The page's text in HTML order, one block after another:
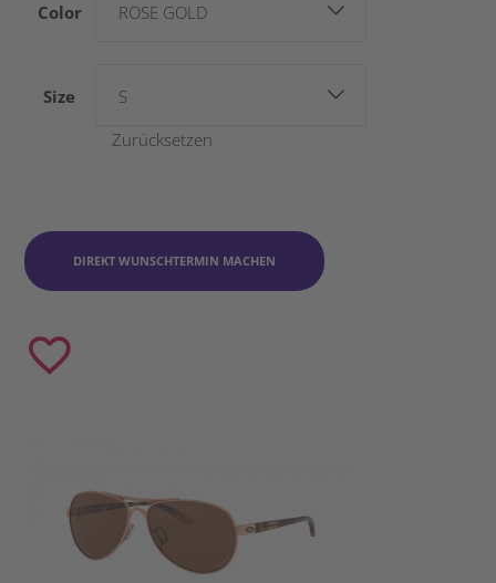
Color ROSE GOLD
Size
S
Zurücksetzen
DIREKT WUNSCHTERMIN MACHEN